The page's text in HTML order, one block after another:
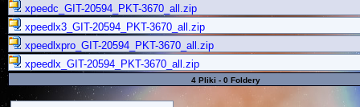
xpeedc_GIT-20594_PKT-3670_all.zip
xpeedlx3_GIT-20594_PKT-3670_all.zip
xpeedlxpro_GIT-20594_PKT-3670_all.zip
xpeedlx_GIT-20594_PKT-3670_all.zip
4 Pliki - 0 Foldery